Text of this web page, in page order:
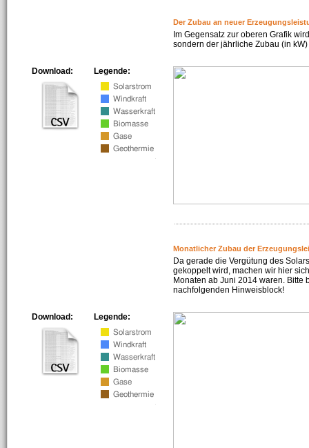
Der Zubau an neuer
Im Gegensatz zur oberen Grafik
sondern der jährliche Zubau (in
Legende:
Download:
Monatlicher Zubau der
Da gerade die Vergütung des
gekoppelt wird, machen wir hier
Monaten ab Juni 2014 waren. Bitte
nachfolgenden Hinweisblock!
Legende:
Download: